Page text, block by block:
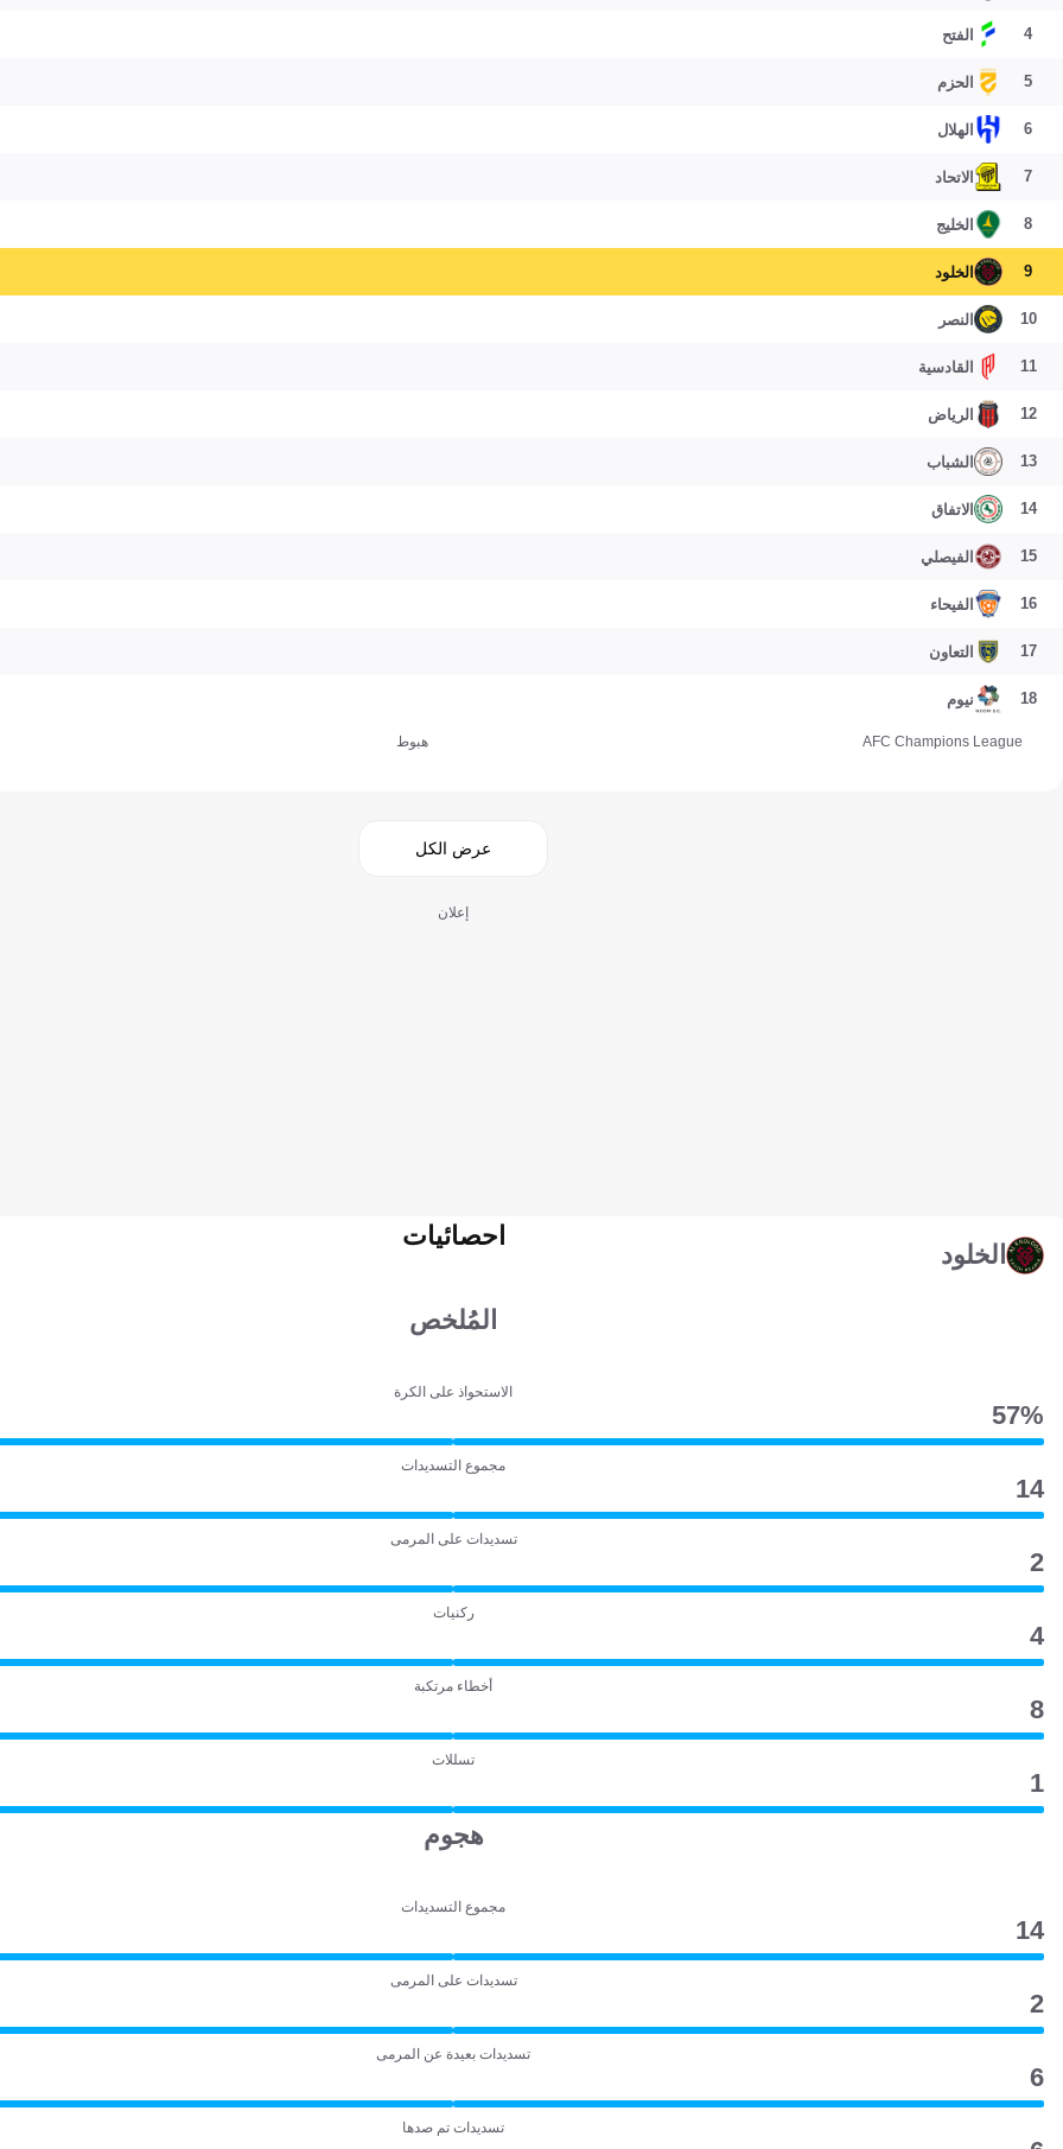
4 الفتح
5 الحزم
6 الهلال
7 الاتحاد
8 الخليج
9 الخلود
10 النصر
11 القادسية
12 الرياض
13 الشباب
14 الاتفاق
15 الفيصلي
16 الفيحاء
17 التعاون
18 نيوم
AFC Champions League هبوط
عرض الكل
إعلان
الخلود
احصائيات
المُلخص
الاستحواذ على الكرة
57‎%‎
مجموع التسديدات
14
تسديدات على المرمى
2
ركنيات
4
أخطاء مرتكبة
8
تسللات
1
هجوم
مجموع التسديدات
14
تسديدات على المرمى
2
تسديدات بعيدة عن المرمى
6
تسديدات تم صدها